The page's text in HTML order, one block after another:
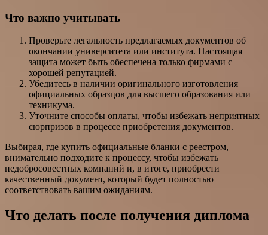
Что важно учитывать
Проверьте легальность предлагаемых документов об
окончании университета или института. Настоящая
защита может быть обеспечена только фирмами с
хорошей репутацией.
Убедитесь в наличии оригинального изготовления
официальных образцов для высшего образования или
техникума.
Уточните способы оплаты, чтобы избежать неприятных
сюрпризов в процессе приобретения документов.
Выбирая, где купить официальные бланки с реестром,
внимательно подходите к процессу, чтобы избежать
недобросовестных компаний и, в итоге, приобрести
качественный документ, который будет полностью
соответствовать вашим ожиданиям.
Что делать после получения диплома